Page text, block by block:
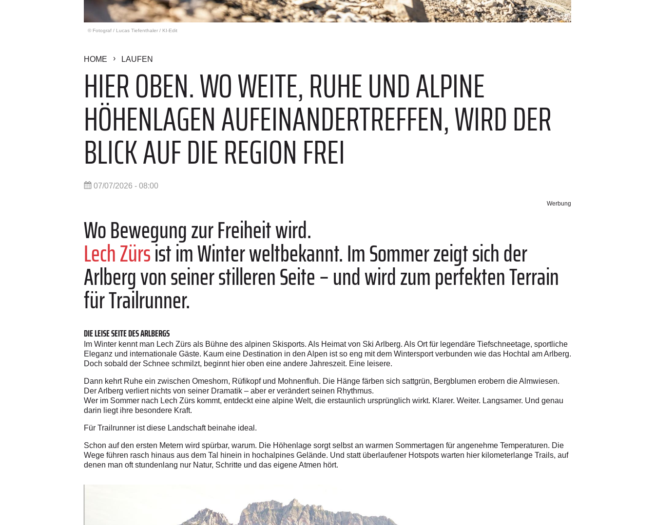
© Fotograf / Lucas Tiefenthaler / KI-Edit
HOME LAUFEN
HIER OBEN. WO WEITE, RUHE UND ALPINE
HÖHENLAGEN AUFEINANDERTREFFEN, WIRD DER
BLICK AUF DIE REGION FREI
07/07/2026 - 08:00
Werbung
Wo Bewegung zur Freiheit wird.
Lech Zürsist im Winter weltbekannt. Im Sommer zeigt sich der
Arlberg von seiner stilleren Seite – und wird zum perfekten Terrain
für Trailrunner.
DIE LEISE SEITE DES ARLBERGS
Im Winter kennt man Lech Zürs als Bühne des alpinen Skisports. Als Heimat von Ski Arlberg. Als Ort für legendäre Tiefschneetage, sportliche
Eleganz und internationale Gäste. Kaum eine Destination in den Alpen ist so eng mit dem Wintersport verbunden wie das Hochtal am Arlberg.
Doch sobald der Schnee schmilzt, beginnt hier oben eine andere Jahreszeit. Eine leisere.
Dann kehrt Ruhe ein zwischen Omeshorn, Rüfikopf und Mohnenfluh. Die Hänge färben sich sattgrün, Bergblumen erobern die Almwiesen.
Der Arlberg verliert nichts von seiner Dramatik – aber er verändert seinen Rhythmus.
Wer im Sommer nach Lech Zürs kommt, entdeckt eine alpine Welt, die erstaunlich ursprünglich wirkt. Klarer. Weiter. Langsamer. Und genau
darin liegt ihre besondere Kraft.
Für Trailrunner ist diese Landschaft beinahe ideal.
Schon auf den ersten Metern wird spürbar, warum. Die Höhenlage sorgt selbst an warmen Sommertagen für angenehme Temperaturen. Die
Wege führen rasch hinaus aus dem Tal hinein in hochalpines Gelände. Und statt überlaufener Hotspots warten hier kilometerlange Trails, auf
denen man oft stundenlang nur Natur, Schritte und das eigene Atmen hört.